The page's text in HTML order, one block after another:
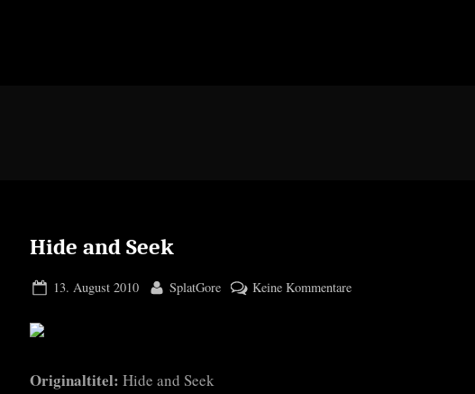
Hide and Seek
Posted
13. August 2010 By
SplatGore Keine Kommentarezu
Originaltitel: Hide and Seek